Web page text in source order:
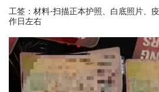
工签：材料-扫描正本护照、白底照片、
作日左右